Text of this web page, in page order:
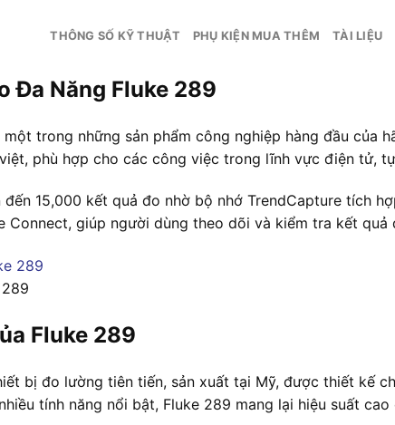
THÔNG SỐ KỸ THUẬT PHỤ KIỆN MUA THÊM TÀI LIỆU
Đa Năng Fluke 289
trong những sản phẩm công nghiệp hàng đầu của
phù hợp cho các công việc trong lĩnh vực điện tử,
15,000 kết quả đo nhờ bộ nhớ TrendCapture tích
Connect, giúp người dùng theo dõi và kiểm tra kết
Fluke 289
bị đo lường tiên tiến, sản xuất tại Mỹ, được thiết kế
tính năng nổi bật, Fluke 289 mang lại hiệu suất